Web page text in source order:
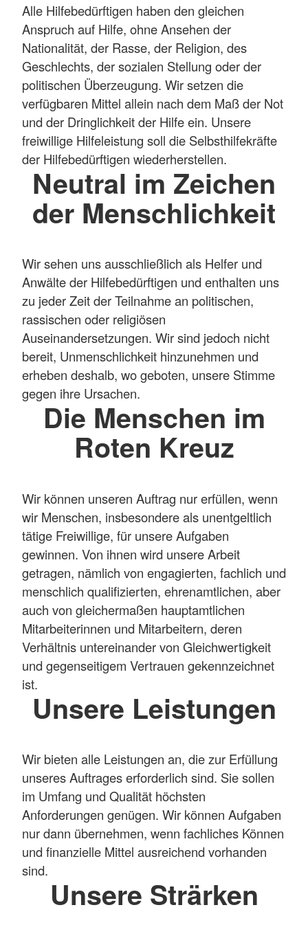
Alle Hilfebedürftigen haben den gleichen
Anspruch auf Hilfe, ohne Ansehen der
Nationalität, der Rasse, der Religion, des
Geschlechts, der sozialen Stellung oder der
politischen Überzeugung. Wir setzen die
verfügbaren Mittel allein nach dem Maß der Not
und der Dringlichkeit der Hilfe ein. Unsere
freiwillige Hilfeleistung soll die Selbsthilfekräfte
der Hilfebedürftigen wiederherstellen.
Neutral im Zeichen
der Menschlichkeit
Wir sehen uns ausschließlich als Helfer und
Anwälte der Hilfebedürftigen und enthalten uns
zu jeder Zeit der Teilnahme an politischen,
rassischen oder religiösen
Auseinandersetzungen. Wir sind jedoch nicht
bereit, Unmenschlichkeit hinzunehmen und
erheben deshalb, wo geboten, unsere Stimme
gegen ihre Ursachen.
Die Menschen im
Roten Kreuz
Wir können unseren Auftrag nur erfüllen, wenn
wir Menschen, insbesondere als unentgeltlich
tätige Freiwillige, für unsere Aufgaben
gewinnen. Von ihnen wird unsere Arbeit
getragen, nämlich von engagierten, fachlich und
menschlich qualifizierten, ehrenamtlichen, aber
auch von gleichermaßen hauptamtlichen
Mitarbeiterinnen und Mitarbeitern, deren
Verhältnis untereinander von Gleichwertigkeit
und gegenseitigem Vertrauen gekennzeichnet
ist.
Unsere Leistungen
Wir bieten alle Leistungen an, die zur Erfüllung
unseres Auftrages erforderlich sind. Sie sollen
im Umfang und Qualität höchsten
Anforderungen genügen. Wir können Aufgaben
nur dann übernehmen, wenn fachliches Können
und finanzielle Mittel ausreichend vorhanden
sind.
Unsere Strärken